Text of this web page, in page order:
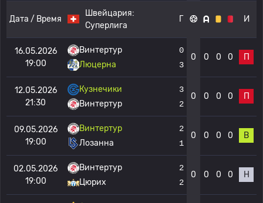
Дата / Время
Швейцария:
Суперлига
Г И
16.05.2026
19:00
Винтертур
Люцерна
0
3
0 0 0 0 П
12.05.2026
21:30
Кузнечики
Винтертур
3
2
0 0 0 0 П
09.05.2026
19:00
Винтертур
Лозанна
2
1
0 0 0 0 В
02.05.2026
19:00
Винтертур
Цюрих
2
2
0 0 0 0 Н